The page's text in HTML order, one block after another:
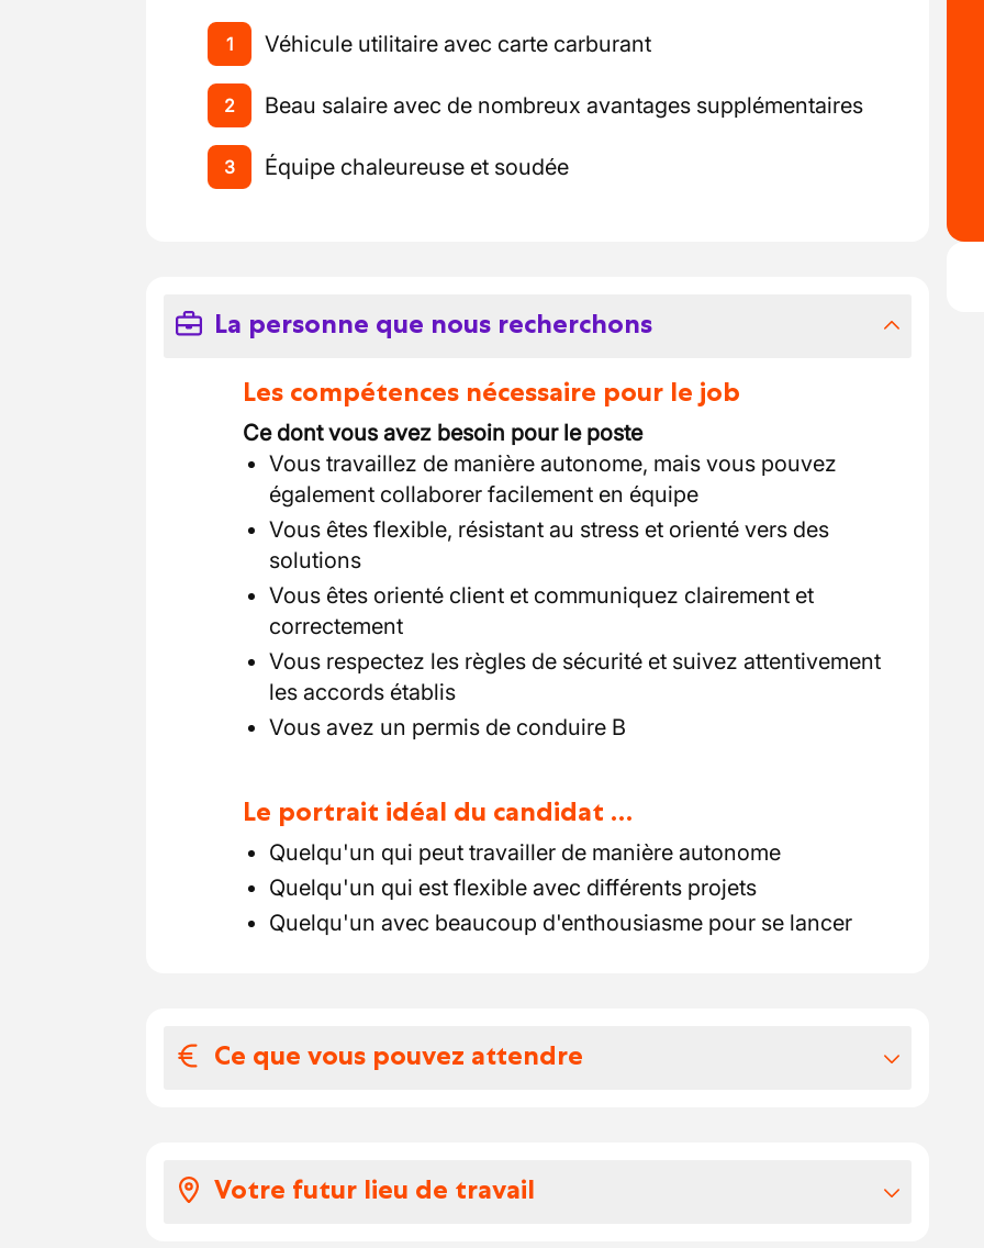
1 Véhicule utilitaire avec carte carburant
2 Beau salaire avec de nombreux avantages supplémentaires
3 Équipe chaleureuse et soudée
La personne que nous recherchons
Les compétences nécessaire pour le job
Ce dont vous avez besoin pour le poste
Vous travaillez de manière autonome, mais vous pouvez
également collaborer facilement en équipe
Vous êtes flexible, résistant au stress et orienté vers des
solutions
Vous êtes orienté client et communiquez clairement et
correctement
Vous respectez les règles de sécurité et suivez attentivement
les accords établis
Vous avez un permis de conduire B
Le portrait idéal du candidat …
Quelqu'un qui peut travailler de manière autonome
Quelqu'un qui est flexible avec différents projets
Quelqu'un avec beaucoup d'enthousiasme pour se lancer
Ce que vous pouvez attendre
Voiture de société avec carte carburant
Votre futur lieu de travail